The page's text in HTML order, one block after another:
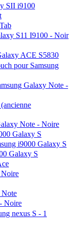
SII i9100
S11 I9100 - Noir
ACE S5830
pour Samsung
Galaxy Note -
Note - Noire
Galaxy S
i9000 Galaxy S
Galaxy S
Note
Noire
nexus S - 1